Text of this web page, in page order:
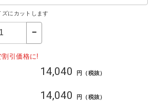
にカットします
割引価格に!
14,040 円（税抜）
14,040 円（税抜）